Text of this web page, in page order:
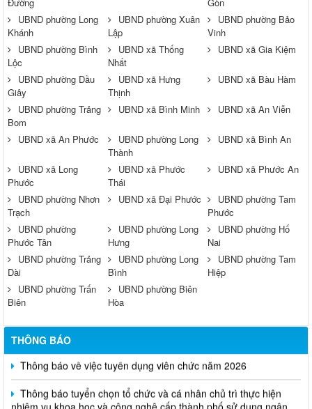
Đường
Gòn
UBND phường Long
Khánh
UBND phường Xuân
Lập
UBND phường Bảo
Vinh
UBND phường Bình
Lộc
UBND xã Thống
Nhất
UBND xã Gia Kiệm
UBND phường Dầu
Giây
UBND xã Hưng
Thịnh
UBND xã Bàu Hàm
UBND phường Trảng
Bom
UBND xã Bình Minh UBND xã An Viễn
UBND xã An Phước
UBND phường Long
Thành
UBND xã Bình An
UBND xã Long
Phước
UBND xã Phước
Thái
UBND xã Phước An
UBND phường Nhơn
Trạch
UBND xã Đại Phước
UBND phường Tam
Phước
UBND phường
Phước Tân
UBND phường Long
Hưng
UBND phường Hố
Nai
UBND phường Trảng
Dài
UBND phường Long
Bình
UBND phường Tam
Hiệp
UBND phường Trấn
Biên
UBND phường Biên
Hòa
THÔNG BÁO
Thông báo về việc tuyển dụng viên chức năm 2026
Thông báo tuyển chọn tổ chức và cá nhân chủ trì thực hiện
nhiệm vụ khoa học và công nghệ cấp thành phố sử dụng ngân
sách nhà nước đặt hàng thực hiện năm 2026 (đợt 1) lần 3